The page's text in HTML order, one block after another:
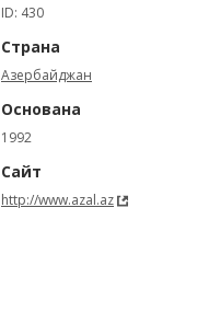
ID: 430
Страна
Азербайджан
Основана
1992
Сайт
http://www.azal.az